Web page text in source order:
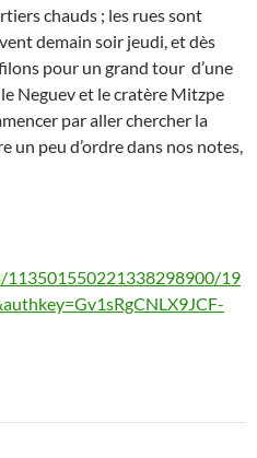
chauds ; les rues sont
demain soir jeudi, et dès
pour un grand tour d’une
Neguev et le cratère Mitzpe
par aller chercher la
peu d’ordre dans nos notes,
113501550221338298900/19